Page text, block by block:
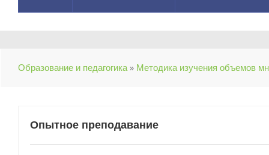
Образование и педагогика» Методика изучения объемов
Опытное преподавание